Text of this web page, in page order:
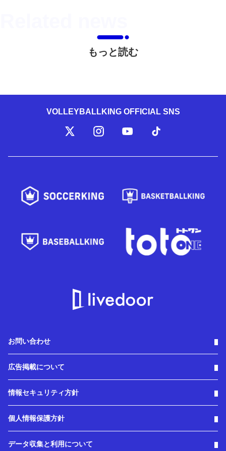
もっと読む
VOLLEYBALLKING OFFICIAL SNS
お問い合わせ
広告掲載について
情報セキュリティ方針
個人情報保護方針
データ収集と利用について